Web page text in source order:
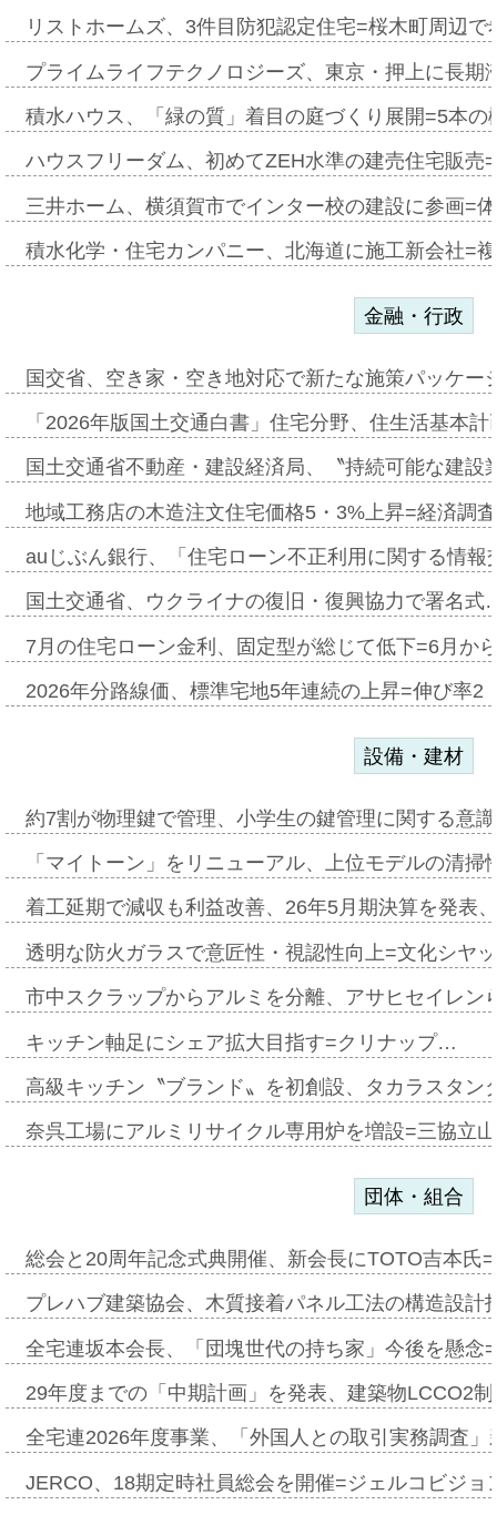
リストホームズ、3件目防犯認定住宅=桜木町周辺
プライムライフテクノロジーズ、東京・押上に長
積水ハウス、「緑の質」着目の庭づくり展開=5本
ハウスフリーダム、初めてZEH水準の建売住宅販
三井ホーム、横須賀市でインター校の建設に参画=
積水化学・住宅カンパニー、北海道に施工新会社=
金融・行政
国交省、空き家・空き地対応で新たな施策パッケ
「2026年版国土交通白書」住宅分野、住生活基本
国土交通省不動産・建設経済局、〝持続可能な建
地域工務店の木造注文住宅価格5・3%上昇=経済調
auじぶん銀行、「住宅ローン不正利用に関する情
国土交通省、ウクライナの復旧・復興協力で署名
7月の住宅ローン金利、固定型が総じて低下=6月か
2026年分路線価、標準宅地5年連続の上昇=伸び率
設備・建材
約7割が物理鍵で管理、小学生の鍵管理に関する意
「マイトーン」をリニューアル、上位モデルの清
着工延期で減収も利益改善、26年5月期決算を発表
透明な防火ガラスで意匠性・視認性向上=文化シヤ
市中スクラップからアルミを分離、アサヒセイレ
キッチン軸足にシェア拡大目指す=クリナップ…
高級キッチン〝ブランド〟を初創設、タカラスタ
奈呉工場にアルミリサイクル専用炉を増設=三協立
団体・組合
総会と20周年記念式典開催、新会長にTOTO吉本氏
プレハブ建築協会、木質接着パネル工法の構造設
全宅連坂本会長、「団塊世代の持ち家」今後を懸
29年度までの「中期計画」を発表、建築物LCCO2
全宅連2026年度事業、「外国人との取引実務調査
JERCO、18期定時社員総会を開催=ジェルコビジ